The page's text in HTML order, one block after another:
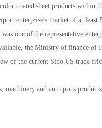
coated sheet products within
enterprise's market of at
one of the representative
the Ministry of finance of
of the current Sino US trade
machinery and auto parts